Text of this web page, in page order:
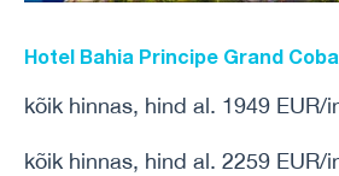
Hotel Bahia Principe Grand
kõik hinnas, hind al. 1949 EUR/
kõik hinnas, hind al. 2259 EUR/